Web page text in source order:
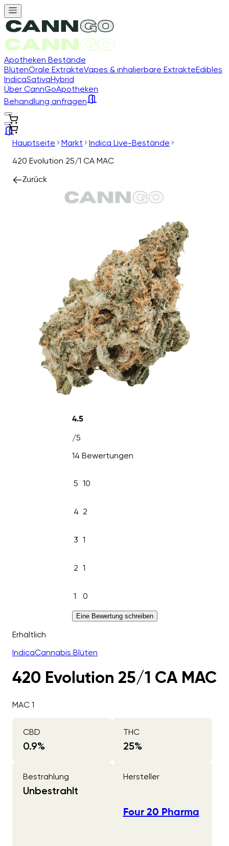
Apotheken Bestände
BlütenOrale ExtrakteVapes & inhalierbare ExtrakteEdibles
IndicaSativaHybrid
Über CannGoApotheken
Behandlung anfragen
Hauptseite Markt
Indica Live-Bestände
420 Evolution 25/1 CA MAC
Zurück
4.5
/5
14 Bewertungen
5 10
4 2
3 1
2 1
1 0
Eine Bewertung schreiben
Erhältlich
IndicaCannabis Blüten
420 Evolution 25/1 CA MAC
MAC 1
CBD
0.9%
THC
25%
Bestrahlung
Unbestrahlt
Hersteller
Four 20 Pharma